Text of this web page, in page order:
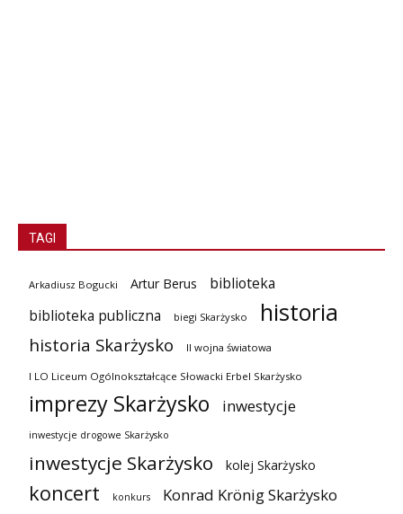
TAGI
Arkadiusz Bogucki Artur Berus
biblioteka
biblioteka publiczna
biegi Skarżysko historia
historia Skarżysko II wojna światowa
I LO Liceum Ogólnokształcące Słowacki Erbel Skarżysko
imprezy Skarżysko inwestycje
inwestycje drogowe Skarżysko
inwestycje Skarżysko kolej Skarżysko
koncert konkurs Konrad Krönig Skarżysko